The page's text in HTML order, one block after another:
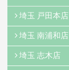
埼玉 戸田本店
埼玉 南浦和店
埼玉 志木店